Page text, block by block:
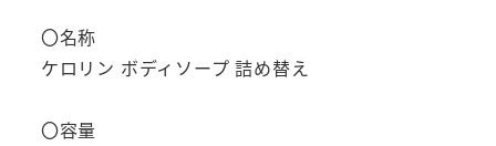
〇名称
ケロリン ボディソープ 詰め替え
〇容量